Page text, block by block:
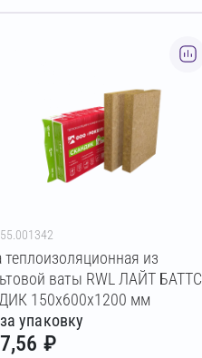
теплоизоляционная из
ваты RWL ЛАЙТ БАТТС
150х600х1200 мм
упаковку
₽